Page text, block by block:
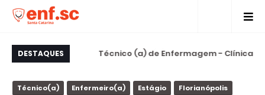
DESTAQUES
Técnico (a) de Enfermagem - Clínica
Internações -
Técnico(a) Enfermeiro(a) Estágio
Florianópolis